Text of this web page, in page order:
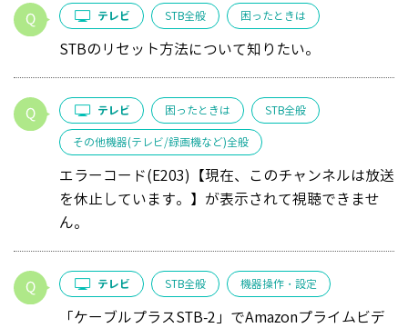
テレビ STB全般 困ったときは
STBのリセット方法について知りたい。
テレビ 困ったときは STB全般
その他機器(テレビ/録画機など)全般
エラーコード(E203)【現在、このチャンネルは放送
を休止しています。】が表示されて視聴できませ
ん。
テレビ STB全般 機器操作・設定
「ケーブルプラスSTB-2」でAmazonプライムビデ